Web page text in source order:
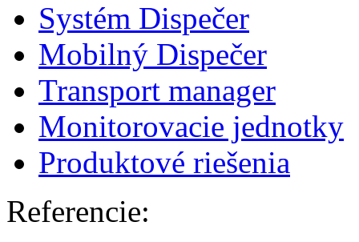
Systém Dispečer
Mobilný Dispečer
Transport manager
Monitorovacie jednotky
Produktové riešenia
Referencie: